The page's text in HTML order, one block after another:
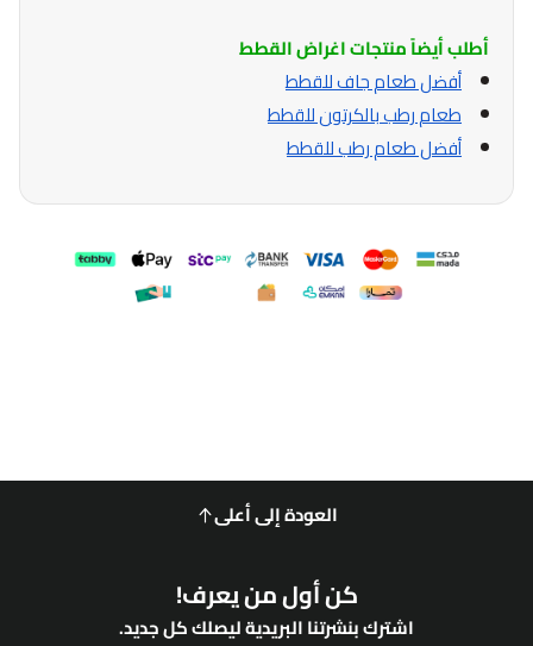
أطلب أيضاً منتجات اغراض القطط
أفضل طعام جاف للقطط
طعام رطب بالكرتون للقطط
أفضل طعام رطب للقطط
العودة إلى أعلى
كن أول من يعرف!
اشترك بنشرتنا البريدية ليصلك كل جديد.